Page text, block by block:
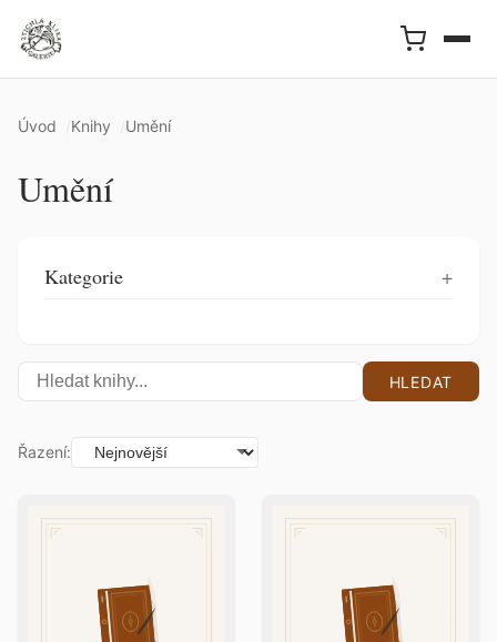
Úvod Knihy Umění
Umění
Kategorie
HLEDAT
Řazení: